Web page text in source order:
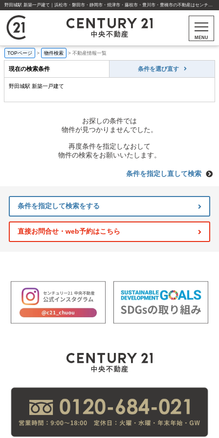
野田城駅 新築一戸建て｜浜松市・磐田市・静岡市・焼津市・藤枝市・豊川市・豊橋市の不動産はセンチュリー21中央不動産
MENU
TOPページ > 物件検索 > 不動産情報一覧
現在の検索条件 条件を選び直す
野田城駅 新築一戸建て
お探しの条件では
物件が見つかりませんでした。
再度条件を指定しなおして
物件の検索をお願いいたします。
条件を指定し直して検索
条件を指定して検索をする
直接お問合せ・web予約はこちら